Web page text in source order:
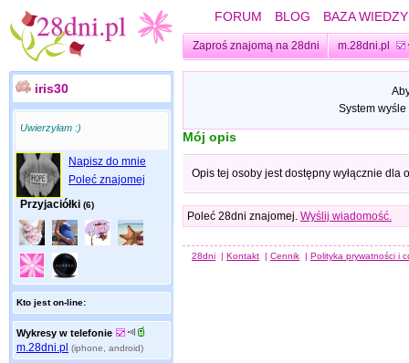
FORUM BLOG BAZA WIEDZY
Zaproś znajomą na 28dni m.28dni.pl
iris30
Uwierzyłam :)
Napisz do mnie
Poleć znajomej
Przyjaciółki (6)
Kto jest on-line:
Wykresy w telefonie
m.28dni.pl (iphone, android)
System
Mój opis
Opis tej osoby jest dostępny wyłącznie dla
Poleć 28dni znajomej. Wyślij wiadomość.
28dni | Kontakt | Cennik | Polityka prywatności i